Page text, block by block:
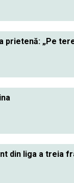
prietenă: „Pe
din liga a treia